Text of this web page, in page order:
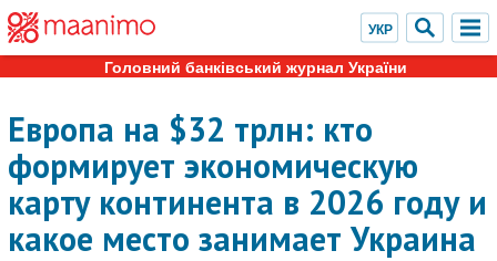
Головний банківський журнал України
Европа на $32 трлн: кто
формирует экономическую
карту континента в 2026 году и
какое место занимает Украина